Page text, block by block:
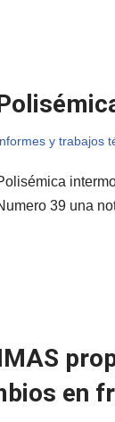
y trabajos
39 una
en